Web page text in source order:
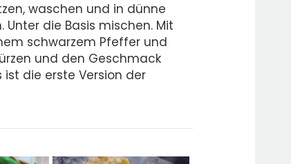
waschen und in dünne
Unter die Basis mischen. Mit
schwarzem Pfeffer und
und den Geschmack
ist die erste Version der